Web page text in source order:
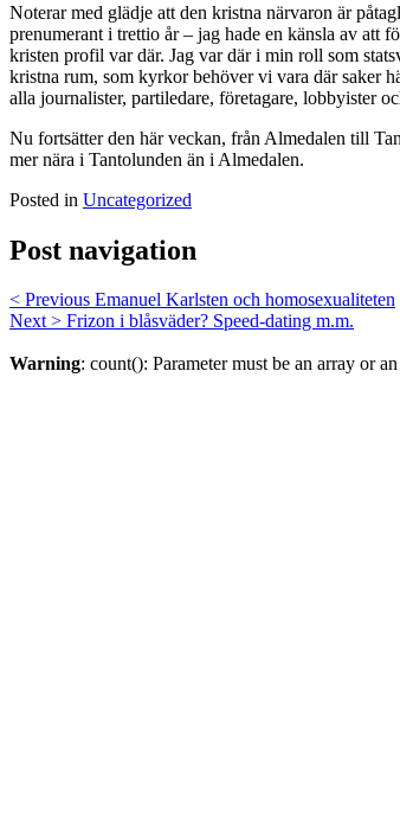
Noterar med glädje att den kristna närvaron är
prenumerant i trettio år – jag hade en känsla av att
kristen profil var där. Jag var där i min roll som
kristna rum, som kyrkor behöver vi vara där saker
alla journalister, partiledare, företagare, lobbyister
Nu fortsätter den här veckan, från Almedalen till
mer nära i Tantolunden än i Almedalen.
Posted in Uncategorized
Post navigation
< Previous Emanuel Karlsten och homosexualiteten
Next > Frizon i blåsväder? Speed-dating m.m.
Warning: count(): Parameter must be an array or